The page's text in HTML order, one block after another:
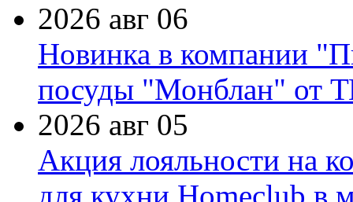
2026 авг 06
Новинка в компании
посуды "Монблан" от
2026 авг 05
Акция лояльности на
для кухни Homeclub в